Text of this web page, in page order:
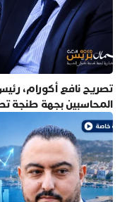
تصريح نافع أكورام،
المحاسبين بجهة طنجة